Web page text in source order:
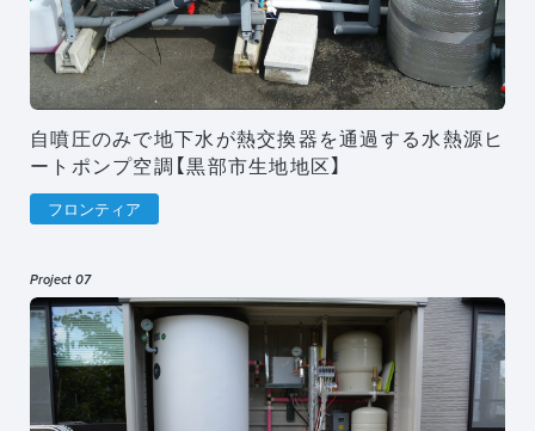
自噴圧のみで地下水が熱交換器を通過する水熱源ヒ
ートポンプ空調【黒部市生地地区】
フロンティア
Project 07